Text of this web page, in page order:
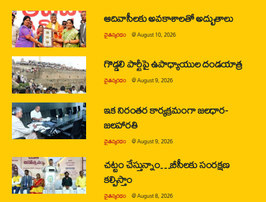
ఆదివాసీలకు అవకాశాలతో అద్భుతాలు
చైతన్యరధం @August 10, 2026
గొడ్డలి పార్టీపై ఉపాధ్యాయుల దండయాత్ర
చైతన్యరధం @August 9, 2026
ఇక నిరంతర కార్యక్రమంగా జలధార-
జలహారతి
చైతన్యరధం @August 9, 2026
చట్టం చేస్తున్నాం…బీసీలకు సంరక్షణ
కల్పిస్తాం
చైతన్యరధం @August 8, 2026